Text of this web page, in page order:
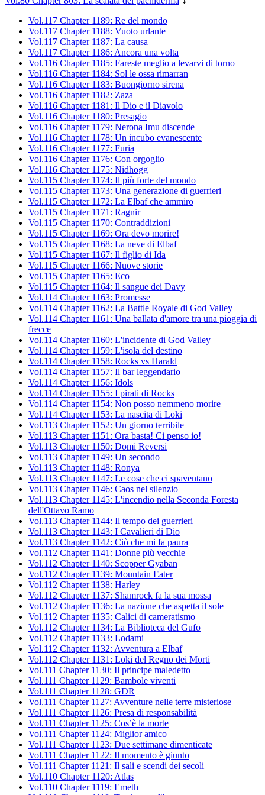
Vol.117 Chapter 1189: Re del mondo
Vol.117 Chapter 1188: Vuoto urlante
Vol.117 Chapter 1187: La causa
Vol.117 Chapter 1186: Ancora una volta
Vol.116 Chapter 1185: Fareste meglio a levarvi di torno
Vol.116 Chapter 1184: Sol le ossa rimarran
Vol.116 Chapter 1183: Buongiorno sirena
Vol.116 Chapter 1182: Zaza
Vol.116 Chapter 1181: Il Dio e il Diavolo
Vol.116 Chapter 1180: Presagio
Vol.116 Chapter 1179: Nerona Imu discende
Vol.116 Chapter 1178: Un incubo evanescente
Vol.116 Chapter 1177: Furia
Vol.116 Chapter 1176: Con orgoglio
Vol.116 Chapter 1175: Nidhogg
Vol.115 Chapter 1174: Il più forte del mondo
Vol.115 Chapter 1173: Una generazione di guerrieri
Vol.115 Chapter 1172: La Elbaf che ammiro
Vol.115 Chapter 1171: Ragnir
Vol.115 Chapter 1170: Contraddizioni
Vol.115 Chapter 1169: Ora devo morire!
Vol.115 Chapter 1168: La neve di Elbaf
Vol.115 Chapter 1167: Il figlio di Ida
Vol.115 Chapter 1166: Nuove storie
Vol.115 Chapter 1165: Eco
Vol.115 Chapter 1164: Il sangue dei Davy
Vol.114 Chapter 1163: Promesse
Vol.114 Chapter 1162: La Battle Royale di God Valley
Vol.114 Chapter 1161: Una ballata d'amore tra una pioggia di
frecce
Vol.114 Chapter 1160: L'incidente di God Valley
Vol.114 Chapter 1159: L'isola del destino
Vol.114 Chapter 1158: Rocks vs Harald
Vol.114 Chapter 1157: Il bar leggendario
Vol.114 Chapter 1156: Idols
Vol.114 Chapter 1155: I pirati di Rocks
Vol.114 Chapter 1154: Non posso nemmeno morire
Vol.114 Chapter 1153: La nascita di Loki
Vol.113 Chapter 1152: Un giorno terribile
Vol.113 Chapter 1151: Ora basta! Ci penso io!
Vol.113 Chapter 1150: Domi Reversi
Vol.113 Chapter 1149: Un secondo
Vol.113 Chapter 1148: Ronya
Vol.113 Chapter 1147: Le cose che ci spaventano
Vol.113 Chapter 1146: Caos nel silenzio
Vol.113 Chapter 1145: L'incendio nella Seconda Foresta
dell'Ottavo Ramo
Vol.113 Chapter 1144: Il tempo dei guerrieri
Vol.113 Chapter 1143: I Cavalieri di Dio
Vol.113 Chapter 1142: Ciò che mi fa paura
Vol.112 Chapter 1141: Donne più vecchie
Vol.112 Chapter 1140: Scopper Gyaban
Vol.112 Chapter 1139: Mountain Eater
Vol.112 Chapter 1138: Harley
Vol.112 Chapter 1137: Shamrock fa la sua mossa
Vol.112 Chapter 1136: La nazione che aspetta il sole
Vol.112 Chapter 1135: Calici di cameratismo
Vol.112 Chapter 1134: La Biblioteca del Gufo
Vol.112 Chapter 1133: Lodami
Vol.112 Chapter 1132: Avventura a Elbaf
Vol.112 Chapter 1131: Loki del Regno dei Morti
Vol.111 Chapter 1130: Il principe maledetto
Vol.111 Chapter 1129: Bambole viventi
Vol.111 Chapter 1128: GDR
Vol.111 Chapter 1127: Avventure nelle terre misteriose
Vol.111 Chapter 1126: Presa di responsabilità
Vol.111 Chapter 1125: Cos’è la morte
Vol.111 Chapter 1124: Miglior amico
Vol.111 Chapter 1123: Due settimane dimenticate
Vol.111 Chapter 1122: Il momento è giunto
Vol.111 Chapter 1121: Il sali e scendi dei secoli
Vol.110 Chapter 1120: Atlas
Vol.110 Chapter 1119: Emeth